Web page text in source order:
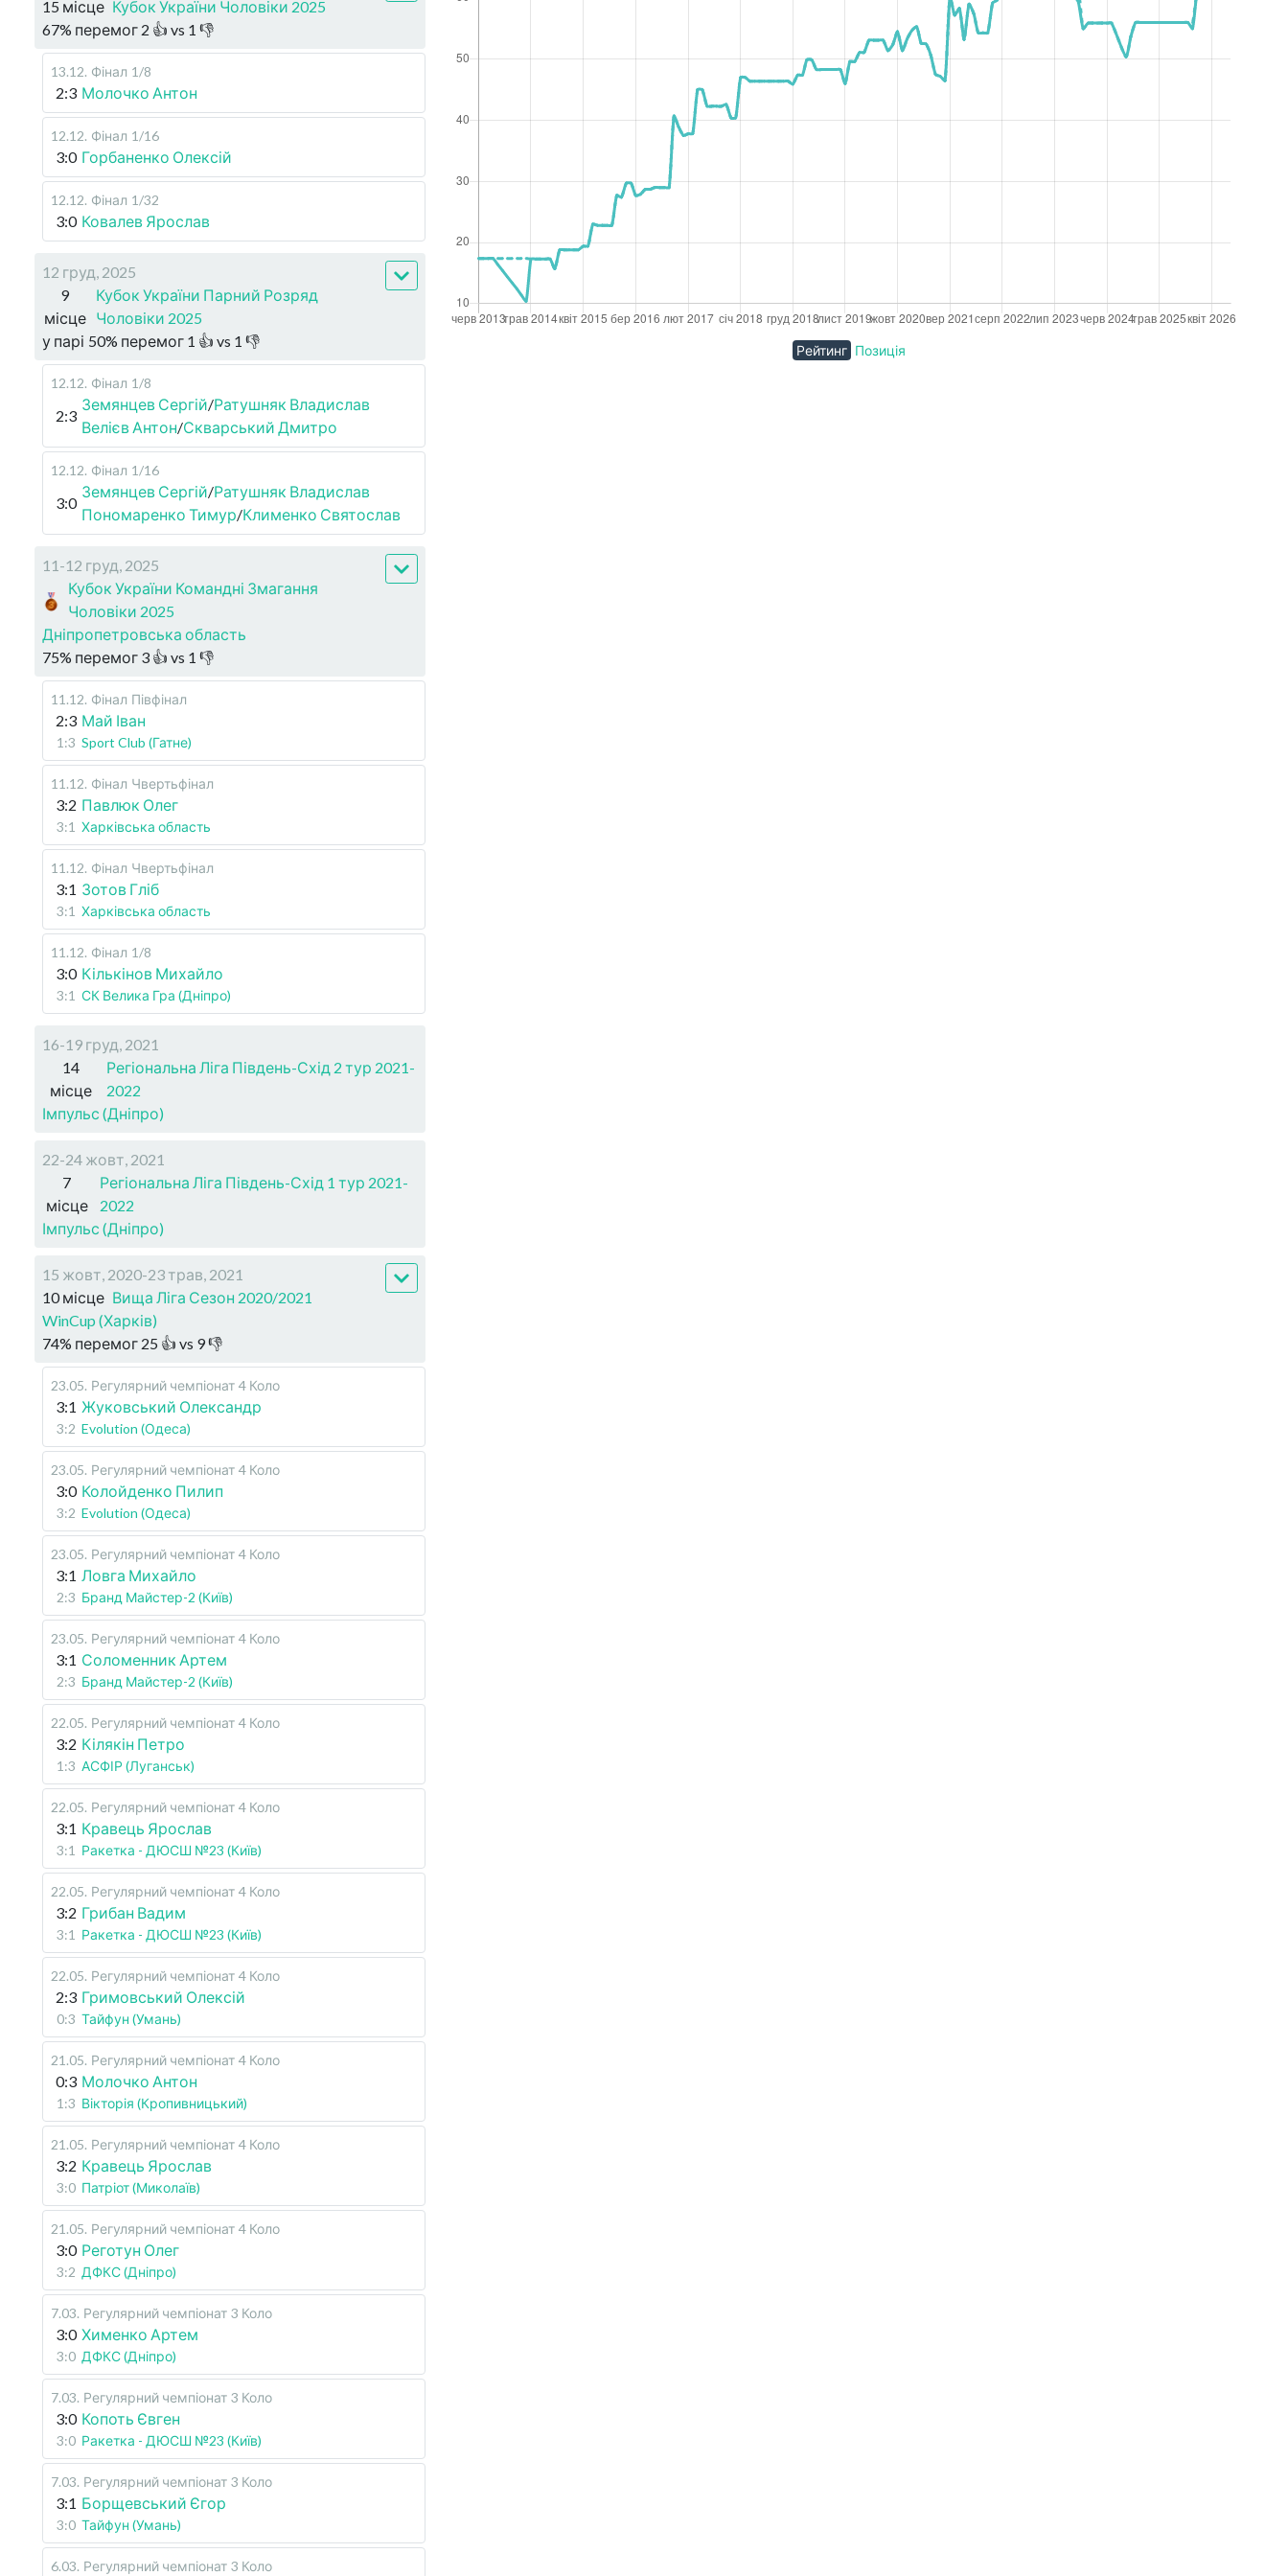
15 місце Кубок України Чоловіки 2025
67% перемог 2 👍 vs 1 👎
13.12. Фінал 1/8
2:3 Молочко Антон
12.12. Фінал 1/16
3:0 Горбаненко Олексій
12.12. Фінал 1/32
3:0 Ковалев Ярослав
12 груд, 2025
9
місце
Кубок України Парний Розряд
Чоловіки 2025
у парі 50% перемог 1 👍 vs 1 👎
12.12. Фінал 1/8
2:3
Земянцев Сергій/Ратушняк Владислав
Велієв Антон/Скварський Дмитро
12.12. Фінал 1/16
3:0
Земянцев Сергій/Ратушняк Владислав
Пономаренко Тимур/Клименко Святослав
11-12 груд, 2025
Кубок України Командні Змагання
Чоловіки 2025
Дніпропетровська область
75% перемог 3 👍 vs 1 👎
11.12. Фінал Півфінал
2:3 Май Іван
1:3 Sport Club (Гатне)
11.12. Фінал Чвертьфінал
3:2 Павлюк Олег
3:1 Харківська область
11.12. Фінал Чвертьфінал
3:1 Зотов Гліб
3:1 Харківська область
11.12. Фінал 1/8
3:0 Кількінов Михайло
3:1 СК Велика Гра (Дніпро)
16-19 груд, 2021
14
місце
Регіональна Ліга Південь-Схід 2 тур 2021-
2022
Імпульс (Дніпро)
22-24 жовт, 2021
7
місце
Регіональна Ліга Південь-Схід 1 тур 2021-
2022
Імпульс (Дніпро)
15 жовт, 2020-23 трав, 2021
10 місце Вища Ліга Сезон 2020/2021
WinCup (Харків)
74% перемог 25 👍 vs 9👎
23.05. Регулярний чемпіонат 4 Коло
3:1 Жуковський Олександр
3:2 Evolution (Одеса)
23.05. Регулярний чемпіонат 4 Коло
3:0 Колойденко Пилип
3:2 Evolution (Одеса)
23.05. Регулярний чемпіонат 4 Коло
3:1 Ловга Михайло
2:3 Бранд Майстер-2 (Київ)
23.05. Регулярний чемпіонат 4 Коло
3:1 Соломенник Артем
2:3 Бранд Майстер-2 (Київ)
22.05. Регулярний чемпіонат 4 Коло
3:2 Кілякін Петро
1:3 АСФІР (Луганськ)
22.05. Регулярний чемпіонат 4 Коло
3:1 Кравець Ярослав
3:1 Ракетка - ДЮСШ №23 (Київ)
22.05. Регулярний чемпіонат 4 Коло
3:2 Грибан Вадим
3:1 Ракетка - ДЮСШ №23 (Київ)
22.05. Регулярний чемпіонат 4 Коло
2:3 Гримовський Олексій
0:3 Тайфун (Умань)
21.05. Регулярний чемпіонат 4 Коло
0:3 Молочко Антон
1:3 Вікторія (Кропивницький)
21.05. Регулярний чемпіонат 4 Коло
3:2 Кравець Ярослав
3:0 Патріот (Миколаїв)
21.05. Регулярний чемпіонат 4 Коло
3:0 Реготун Олег
3:2 ДФКС (Дніпро)
7.03. Регулярний чемпіонат 3 Коло
3:0 Хименко Артем
3:0 ДФКС (Дніпро)
7.03. Регулярний чемпіонат 3 Коло
3:0 Копоть Євген
3:0 Ракетка - ДЮСШ №23 (Київ)
7.03. Регулярний чемпіонат 3 Коло
3:1 Борщевський Єгор
3:0 Тайфун (Умань)
6.03. Регулярний чемпіонат 3 Коло
Рейтинг Позиція